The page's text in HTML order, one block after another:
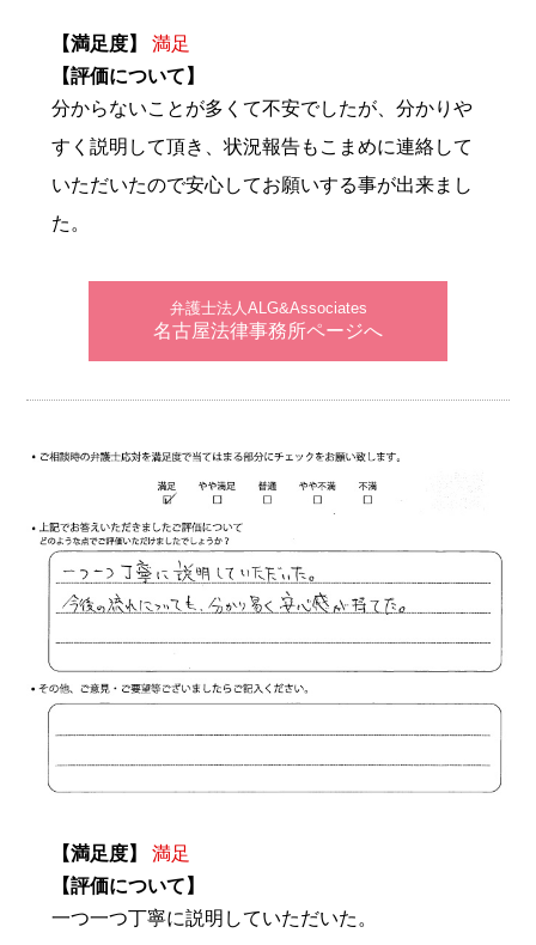
【満足度】
満足
【評価について】
分からないことが多くて不安でしたが、分かりや
すく説明して頂き、状況報告もこまめに連絡して
いただいたので安心してお願いする事が出来まし
た。
弁護士法人ALG&Associates
名古屋法律事務所ページへ
【満足度】
満足
【評価について】
一つ一つ丁寧に説明していただいた。